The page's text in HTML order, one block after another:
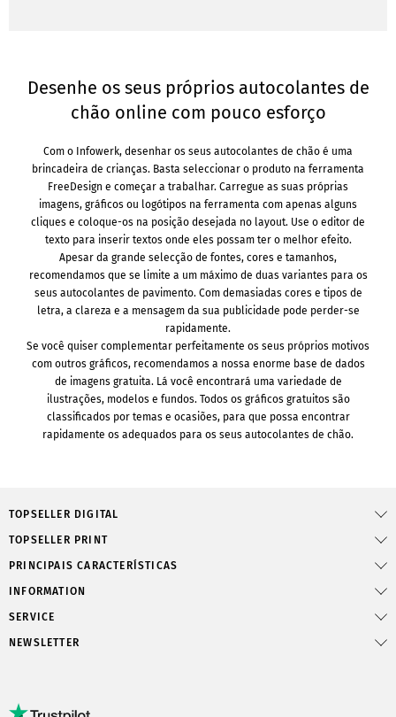
Desenhe os seus próprios autocolantes de
chão online com pouco esforço
Com o Infowerk, desenhar os seus autocolantes de chão é uma
brincadeira de crianças. Basta seleccionar o produto na ferramenta
FreeDesign e começar a trabalhar. Carregue as suas próprias
imagens, gráficos ou logótipos na ferramenta com apenas alguns
cliques e coloque-os na posição desejada no layout. Use o editor de
texto para inserir textos onde eles possam ter o melhor efeito.
Apesar da grande selecção de fontes, cores e tamanhos,
recomendamos que se limite a um máximo de duas variantes para os
seus autocolantes de pavimento. Com demasiadas cores e tipos de
letra, a clareza e a mensagem da sua publicidade pode perder-se
rapidamente.
Se você quiser complementar perfeitamente os seus próprios motivos
com outros gráficos, recomendamos a nossa enorme base de dados
de imagens gratuita. Lá você encontrará uma variedade de
ilustrações, modelos e fundos. Todos os gráficos gratuitos são
classificados por temas e ocasiões, para que possa encontrar
rapidamente os adequados para os seus autocolantes de chão.
TOPSELLER DIGITAL
TOPSELLER PRINT
PRINCIPAIS CARACTERÍSTICAS
INFORMATION
SERVICE
NEWSLETTER